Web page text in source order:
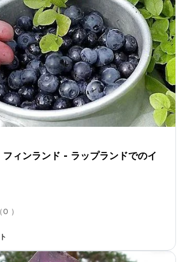
フィンランド - ラップランドでのイ
（0 ）